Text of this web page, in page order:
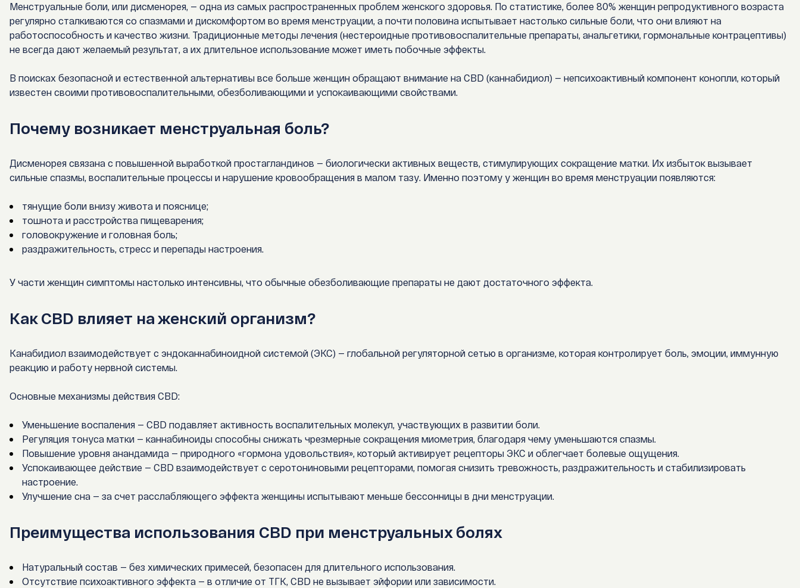
Менструальные боли, или дисменорея, — одна из самых распространенных проблем женского здоровья. По статистике, более 80% женщин репродуктивного возраста
регулярно сталкиваются со спазмами и дискомфортом во время менструации, а почти половина испытывает настолько сильные боли, что они влияют на
работоспособность и качество жизни. Традиционные методы лечения (нестероидные противовоспалительные препараты, анальгетики, гормональные контрацептивы)
не всегда дают желаемый результат, а их длительное использование может иметь побочные эффекты.
В поисках безопасной и естественной альтернативы все больше женщин обращают внимание на CBD (каннабидиол) — непсихоактивный компонент конопли, который
известен своими противовоспалительными, обезболивающими и успокаивающими свойствами.
Почему возникает менструальная боль?
Дисменорея связана с повышенной выработкой простагландинов — биологически активных веществ, стимулирующих сокращение матки. Их избыток вызывает
сильные спазмы, воспалительные процессы и нарушение кровообращения в малом тазу. Именно поэтому у женщин во время менструации появляются:
тянущие боли внизу живота и пояснице;
тошнота и расстройства пищеварения;
головокружение и головная боль;
раздражительность, стресс и перепады настроения.
У части женщин симптомы настолько интенсивны, что обычные обезболивающие препараты не дают достаточного эффекта.
Как CBD влияет на женский организм?
Канабидиол взаимодействует с эндоканнабиноидной системой (ЭКС) — глобальной регуляторной сетью в организме, которая контролирует боль, эмоции, иммунную
реакцию и работу нервной системы.
Основные механизмы действия CBD:
Уменьшение воспаления — CBD подавляет активность воспалительных молекул, участвующих в развитии боли.
Регуляция тонуса матки — каннабиноиды способны снижать чрезмерные сокращения миометрия, благодаря чему уменьшаются спазмы.
Повышение уровня анандамида — природного «гормона удовольствия», который активирует рецепторы ЭКС и облегчает болевые ощущения.
Успокаивающее действие — CBD взаимодействует с серотониновыми рецепторами, помогая снизить тревожность, раздражительность и стабилизировать
настроение.
Улучшение сна — за счет расслабляющего эффекта женщины испытывают меньше бессонницы в дни менструации.
Преимущества использования CBD при менструальных болях
Натуральный состав — без химических примесей, безопасен для длительного использования.
Отсутствие психоактивного эффекта — в отличие от ТГК, CBD не вызывает эйфории или зависимости.